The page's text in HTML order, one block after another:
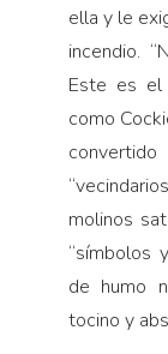
ella y le
incendio.
Este es el
como
molinos
“símbolos
de humo
tocino y